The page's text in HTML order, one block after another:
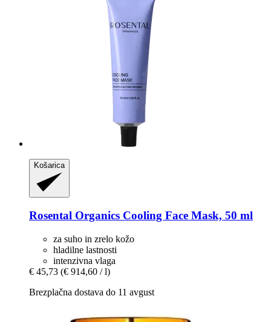
Košarica
Rosental Organics Cooling Face Mask, 50 ml
za suho in zrelo kožo
hladilne lastnosti
intenzivna vlaga
€ 45,73 (€ 914,60 / l)
Brezplačna dostava do 11 avgust